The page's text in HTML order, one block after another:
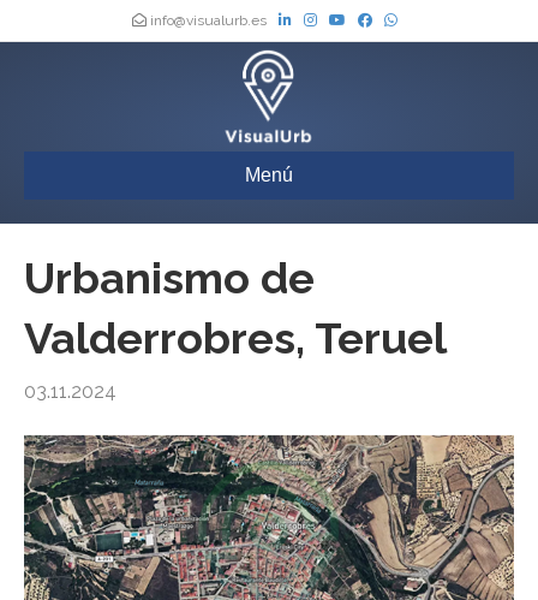
info@visualurb.es
Menú
Urbanismo de
Valderrobres, Teruel
03.11.2024